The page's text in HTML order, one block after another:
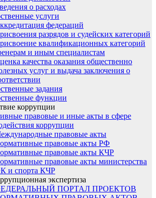
о расходах
услуги
федераций
разрядов и судейских категорий
квалификационных категорий
и иным специалистам
качества оказания общественно
услуг и выдача заключения о
задания
функции
коррупции
правовые и иные акты в сфере
коррупции
правовые акты
правовые акты РФ
правовые акты КЧР
правовые акты министерства
и спорта КЧР
экспертиза
ПОРТАЛ ПРОЕКТОВ